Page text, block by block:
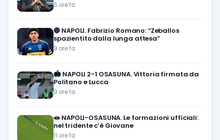
5 ore fa
🔵 NAPOLI. Fabrizio Romano: “Zeballos
spazientito dalla lunga attesa”
9 ore fa
🏟️ NAPOLI 2-1 OSASUNA. Vittoria firmata da
Politano e Lucca
9 ore fa
🧫 NAPOLI-OSASUNA. Le formazioni ufficiali:
nel tridente c’è Giovane
11 ore fa